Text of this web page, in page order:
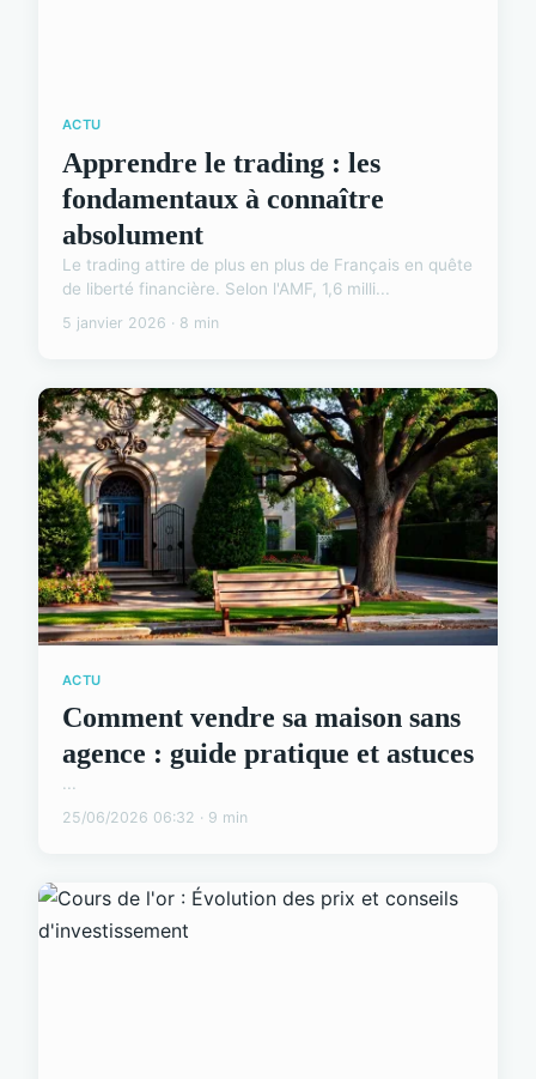
ACTU
Apprendre le trading : les
fondamentaux à connaître
absolument
Le trading attire de plus en plus de Français en quête
de liberté financière. Selon l'AMF, 1,6 milli...
5 janvier 2026 · 8 min
ACTU
Comment vendre sa maison sans
agence : guide pratique et astuces
...
25/06/2026 06:32 · 9 min